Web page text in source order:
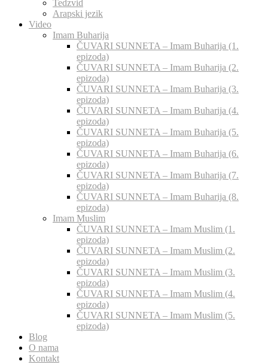
Tedzvid
Arapski jezik
Video
Imam Buharija
ČUVARI SUNNETA – Imam Buharija (1.
epizoda)
ČUVARI SUNNETA – Imam Buharija (2.
epizoda)
ČUVARI SUNNETA – Imam Buharija (3.
epizoda)
ČUVARI SUNNETA – Imam Buharija (4.
epizoda)
ČUVARI SUNNETA – Imam Buharija (5.
epizoda)
ČUVARI SUNNETA – Imam Buharija (6.
epizoda)
ČUVARI SUNNETA – Imam Buharija (7.
epizoda)
ČUVARI SUNNETA – Imam Buharija (8.
epizoda)
Imam Muslim
ČUVARI SUNNETA – Imam Muslim (1.
epizoda)
ČUVARI SUNNETA – Imam Muslim (2.
epizoda)
ČUVARI SUNNETA – Imam Muslim (3.
epizoda)
ČUVARI SUNNETA – Imam Muslim (4.
epizoda)
ČUVARI SUNNETA – Imam Muslim (5.
epizoda)
Blog
O nama
Kontakt